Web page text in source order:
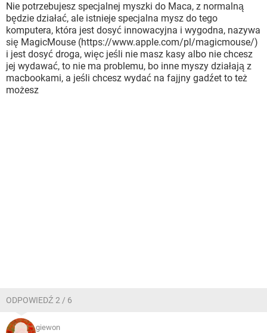
Nie potrzebujesz specjalnej myszki do Maca, z normalną
będzie działać, ale istnieje specjalna mysz do tego
komputera, która jest dosyć innowacyjna i wygodna, nazywa
się MagicMouse (https://www.apple.com/pl/magicmouse/)
i jest dosyć droga, więc jeśli nie masz kasy albo nie chcesz
jej wydawać, to nie ma problemu, bo inne myszy działają z
macbookami, a jeśli chcesz wydać na fajjny gadźet to też
możesz
ODPOWIEDŹ 2 / 6
giewon